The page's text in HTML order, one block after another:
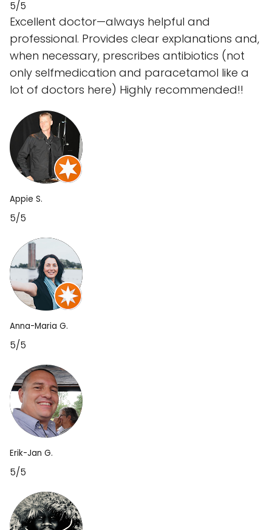
5/5
Excellent doctor—always helpful and
professional. Provides clear explanations and,
when necessary, prescribes antibiotics (not
only selfmedication and paracetamol like a
lot of doctors here) Highly recommended!!
Appie S.
5/5
Anna-Maria G.
5/5
Erik-Jan G.
5/5